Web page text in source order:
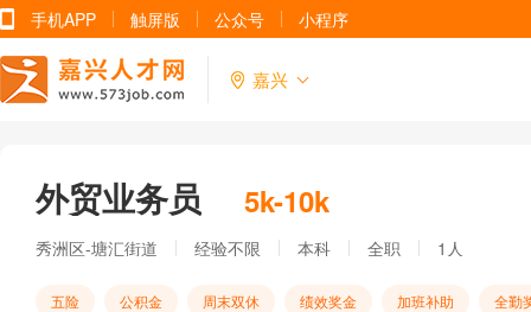
手机APP 触屏版 公众号 小程序
嘉兴
外贸业务员 5k-10k
秀洲区-塘汇街道 经验不限 本科 全职 1人
五险 公积金 周末双休 绩效奖金 加班补助 全勤